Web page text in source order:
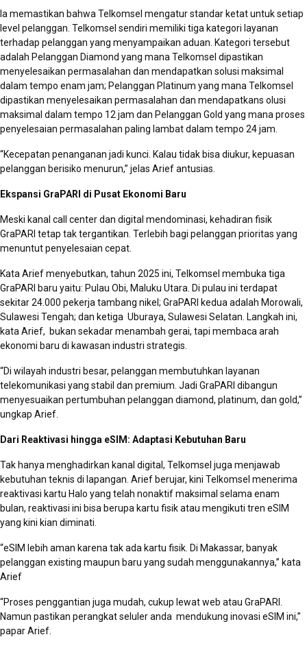
Ia memastikan bahwa Telkomsel mengatur standar ketat untuk setiap
level pelanggan. Telkomsel sendiri memiliki tiga kategori layanan
terhadap pelanggan yang menyampaikan aduan. Kategori tersebut
adalah Pelanggan Diamond yang mana Telkomsel dipastikan
menyelesaikan permasalahan dan mendapatkan solusi maksimal
dalam tempo enam jam; Pelanggan Platinum yang mana Telkomsel
dipastikan menyelesaikan permasalahan dan mendapatkans olusi
maksimal dalam tempo 12 jam dan Pelanggan Gold yang mana proses
penyelesaian permasalahan paling lambat dalam tempo 24 jam.
“Kecepatan penanganan jadi kunci. Kalau tidak bisa diukur, kepuasan
pelanggan berisiko menurun,” jelas Arief antusias.
Ekspansi GraPARI di Pusat Ekonomi Baru
Meski kanal call center dan digital mendominasi, kehadiran fisik
GraPARI tetap tak tergantikan. Terlebih bagi pelanggan prioritas yang
menuntut penyelesaian cepat.
Kata Arief menyebutkan, tahun 2025 ini, Telkomsel membuka tiga
GraPARI baru yaitu: Pulau Obi, Maluku Utara. Di pulau ini terdapat
sekitar 24.000 pekerja tambang nikel; GraPARI kedua adalah Morowali,
Sulawesi Tengah; dan ketiga Uburaya, Sulawesi Selatan. Langkah ini,
kata Arief, bukan sekadar menambah gerai, tapi membaca arah
ekonomi baru di kawasan industri strategis.
“Di wilayah industri besar, pelanggan membutuhkan layanan
telekomunikasi yang stabil dan premium. Jadi GraPARI dibangun
menyesuaikan pertumbuhan pelanggan diamond, platinum, dan gold,”
ungkap Arief.
Dari Reaktivasi hingga eSIM: Adaptasi Kebutuhan Baru
Tak hanya menghadirkan kanal digital, Telkomsel juga menjawab
kebutuhan teknis di lapangan. Arief berujar, kini Telkomsel menerima
reaktivasi kartu Halo yang telah nonaktif maksimal selama enam
bulan, reaktivasi ini bisa berupa kartu fisik atau mengikuti tren eSIM
yang kini kian diminati.
“eSIM lebih aman karena tak ada kartu fisik. Di Makassar, banyak
pelanggan existing maupun baru yang sudah menggunakannya,” kata
Arief
“Proses penggantian juga mudah, cukup lewat web atau GraPARI.
Namun pastikan perangkat seluler anda mendukung inovasi eSIM ini,”
papar Arief.